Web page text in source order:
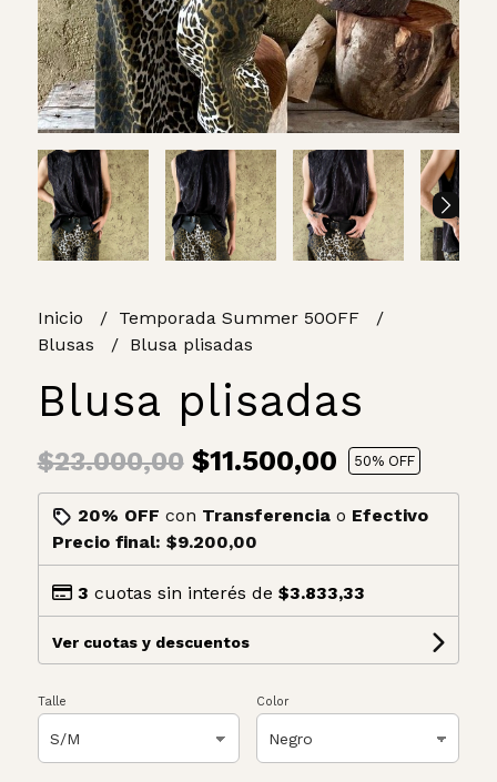
Inicio
Temporada Summer 50OFF
Blusas
Blusa plisadas
Blusa plisadas
$23.000,00$11.500,00 50% OFF
20% OFF con Transferenciao Efectivo
Precio final: $9.200,00
3 cuotas sin interés de $3.833,33
Ver cuotas y descuentos
Talle Color